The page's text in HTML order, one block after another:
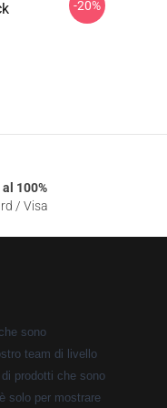
-20%
100%
/ Visa
sono
team di livello
prodotti che sono
solo per mostrare